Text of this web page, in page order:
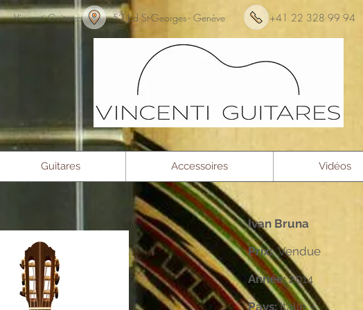
Vincenti Guitares 52 bd St-Georges - Genève +41 22
Guitares Accessoires Vidéos
Ivan Bruna
Prix:Vendue
Année:2014
Pays:Italie